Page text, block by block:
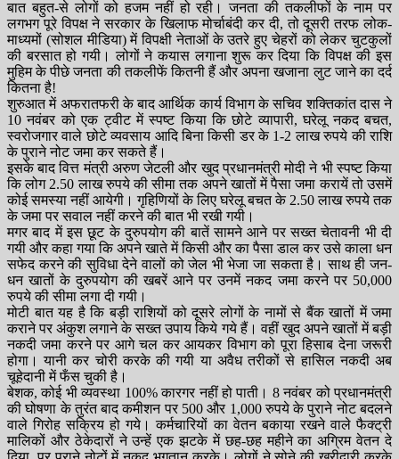
बात बहुत-से लोगों को हजम नहीं हो रही। जनता की तकलीफों के नाम पर
लगभग पूरे विपक्ष ने सरकार के खिलाफ मोर्चाबंदी कर दी, तो दूसरी तरफ लोक-
माध्यमों (सोशल मीडिया) में विपक्षी नेताओं के उतरे हुए चेहरों को लेकर चुटकुलों
की बरसात हो गयी। लोगों ने कयास लगाना शुरू कर दिया कि विपक्ष की इस
मुहिम के पीछे जनता की तकलीफें कितनी हैं और अपना खजाना लुट जाने का दर्द
कितना है!
शुरुआत में अफरातफरी के बाद आर्थिक कार्य विभाग के सचिव शक्तिकांत दास ने
10 नवंबर को एक ट्वीट में स्पष्ट किया कि छोटे व्यापारी, घरेलू नकद बचत,
स्वरोजगार वाले छोटे व्यवसाय आदि बिना किसी डर के 1-2 लाख रुपये की राशि
के पुराने नोट जमा कर सकते हैं।
इसके बाद वित्त मंत्री अरुण जेटली और खुद प्रधानमंत्री मोदी ने भी स्पष्ट किया
कि लोग 2.50 लाख रुपये की सीमा तक अपने खातों में पैसा जमा करायें तो उसमें
कोई समस्या नहीं आयेगी। गृहिणियों के लिए घरेलू बचत के 2.50 लाख रुपये तक
के जमा पर सवाल नहीं करने की बात भी रखी गयी।
मगर बाद में इस छूट के दुरुपयोग की बातें सामने आने पर सख्त चेतावनी भी दी
गयी और कहा गया कि अपने खाते में किसी और का पैसा डाल कर उसे काला धन
सफेद करने की सुविधा देने वालों को जेल भी भेजा जा सकता है। साथ ही जन-
धन खातों के दुरुपयोग की खबरें आने पर उनमें नकद जमा करने पर 50,000
रुपये की सीमा लगा दी गयी।
मोटी बात यह है कि बड़ी राशियों को दूसरे लोगों के नामों से बैंक खातों में जमा
कराने पर अंकुश लगाने के सख्त उपाय किये गये हैं। वहीं खुद अपने खातों में बड़ी
नकदी जमा करने पर आगे चल कर आयकर विभाग को पूरा हिसाब देना जरूरी
होगा। यानी कर चोरी करके की गयी या अवैध तरीकों से हासिल नकदी अब
चूहेदानी में फँस चुकी है।
बेशक, कोई भी व्यवस्था 100% कारगर नहीं हो पाती। 8 नवंबर को प्रधानमंत्री
की घोषणा के तुरंत बाद कमीशन पर 500 और 1,000 रुपये के पुराने नोट बदलने
वाले गिरोह सक्रिय हो गये। कर्मचारियों का वेतन बकाया रखने वाले फैक्ट्री
मालिकों और ठेकेदारों ने उन्हें एक झटके में छह-छह महीने का अग्रिम वेतन दे